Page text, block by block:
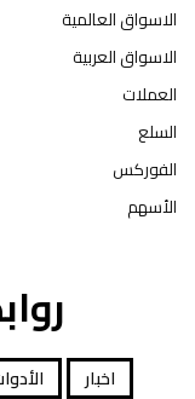
الاسواق العالمية
الاسواق العربية
العملات
السلع
الفوركس
الأسهم
اخبار